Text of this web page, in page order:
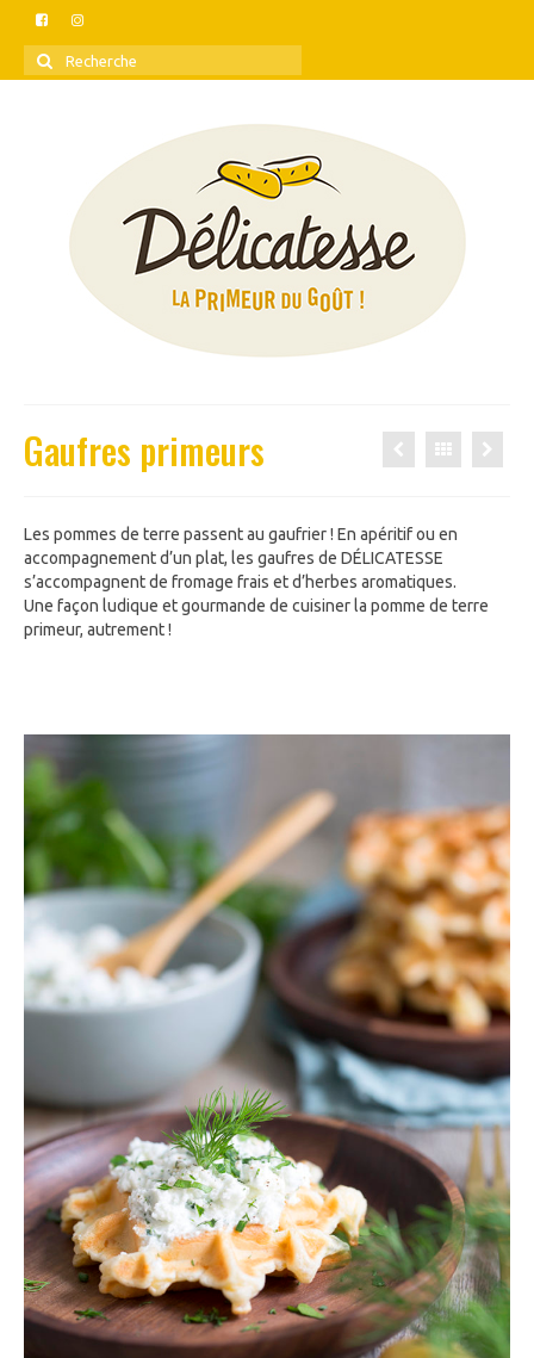
Rechercher
:
Gaufres primeurs
Les pommes de terre passent au gaufrier ! En apéritif ou en
accompagnement d’un plat, les gaufres de DÉLICATESSE
s’accompagnent de fromage frais et d’herbes aromatiques.
Une façon ludique et gourmande de cuisiner la pomme de terre
primeur, autrement !